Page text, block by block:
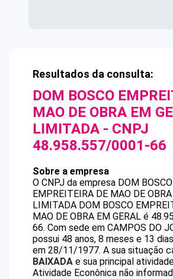
Resultados da consulta:
DOM BOSCO
MAO DE OBRA EM
LIMITADA - CNPJ
48.958.557/0001-66
Sobre a empresa
O CNPJ da empresa DOM BOSCO
EMPREITEIRA DE MAO DE
LIMITADA DOM BOSCO
MAO DE OBRA EM GERAL é
66. Com sede em CAMPOS DO
possui 48 anos, 8 meses e 13
em 28/11/1977. A sua situação
BAIXADA e sua principal
Atividade Econônica não